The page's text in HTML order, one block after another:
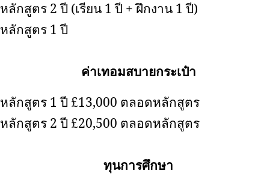
หลักสูตร 2 ปี (เรียน 1 ปี + ฝึกงาน 1 ปี)
หลักสูตร 1 ปี
ค่าเทอมสบายกระเป๋า
หลักสูตร 1 ปี £13,000 ตลอดหลักสูตร
หลักสูตร 2 ปี £20,500 ตลอดหลักสูตร
ทุนการศึกษา